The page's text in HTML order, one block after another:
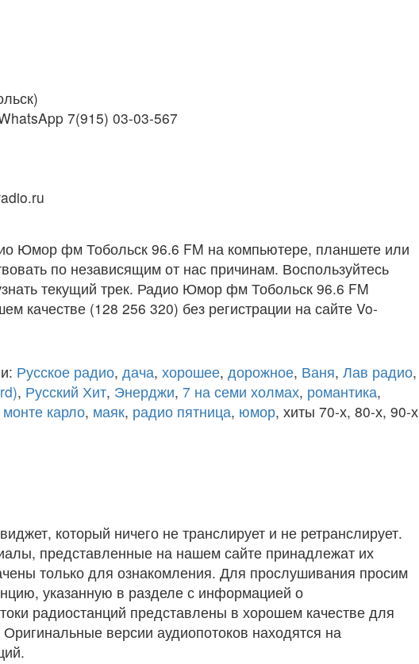
7(915) 03-03-567
Юмор фм Тобольск 96.6 FM на компьютере, планшете или
по независящим от нас причинам. Воспользуйтесь
текущий трек. Радио Юмор фм Тобольск 96.6 FM
качестве (128 256 320) без регистрации на сайте Vo-
Русское радио, дача, хорошее, дорожное, Ваня, Лав радио,
, Русский Хит, Энерджи, 7 на семи холмах, романтика,
монте карло, маяк, радио пятница, юмор, хиты 70-х, 80-х, 90-х
который ничего не транслирует и не ретранслирует.
представленные на нашем сайте принадлежат их
только для ознакомления. Для прослушивания просим
указанную в разделе с информацией о
радиостанций представлены в хорошем качестве для
версии аудиопотоков находятся на